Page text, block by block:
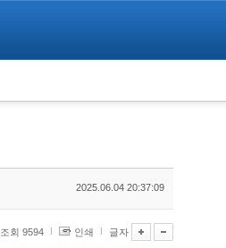
2025.06.04 20:37:09
조회 9594 인쇄 글자